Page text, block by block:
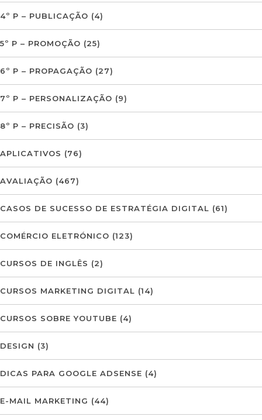
4º P – PUBLICAÇÃO (4)
5º P – PROMOÇÃO (25)
6º P – PROPAGAÇÃO (27)
7º P – PERSONALIZAÇÃO (9)
8º P – PRECISÃO (3)
APLICATIVOS (76)
AVALIAÇÃO (467)
CASOS DE SUCESSO DE ESTRATÉGIA DIGITAL (61)
COMÉRCIO ELETRÓNICO (123)
CURSOS DE INGLÊS (2)
CURSOS MARKETING DIGITAL (14)
CURSOS SOBRE YOUTUBE (4)
DESIGN (3)
DICAS PARA GOOGLE ADSENSE (4)
E-MAIL MARKETING (44)